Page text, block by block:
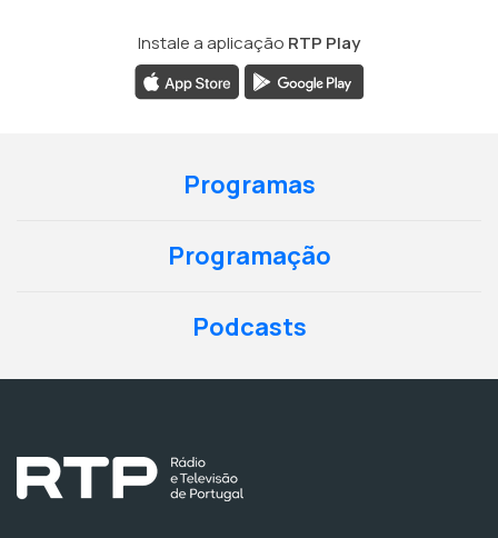
Instale a aplicação RTP Play
Programas
Programação
Podcasts